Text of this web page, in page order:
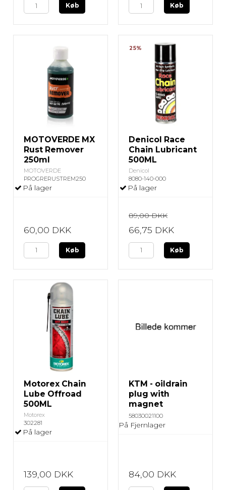
Køb Køb
MOTOVERDE MX
Rust Remover
250ml
MOTOVERDE
PROGRERUSTREM250
På lager
60,00 DKK
Køb
25%
Denicol Race
Chain Lubricant
500ML
Denicol
8080-140-000
På lager
89,00 DKK
66,75 DKK
Køb
Motorex Chain
Lube Offroad
500ML
Motorex
302281
På lager
139,00 DKK
KTM - oildrain
plug with
magnet
58030021100
På Fjernlager
84,00 DKK